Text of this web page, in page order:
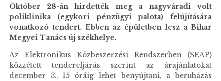
Október 28-án hirdették meg a nagyváradi volt
poliklinika (egykori pénzügyi palota) felújítására
vonatkozó tendert. Ebben az épületben lesz a Bihar
Megyei Tanács új székhelye.
Az Elektronikus Közbeszerzési Rendszerben (SEAP)
közzétett tendereljárás szerint az árajánlatokat
december 3., 15 óráig lehet benyújtani, a beruházás